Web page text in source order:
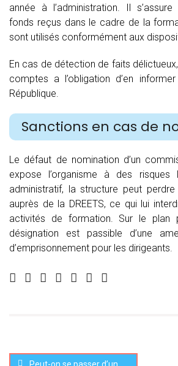
année à l’administration. Il
fonds reçus dans le cadre de la
sont utilisés conformément aux
En cas de détection de faits
comptes a l’obligation d’en
République.
Sanctions en cas de
Le défaut de nomination d’un
expose l’organisme à des risques
administratif, la structure peut
auprès de la DREETS, ce qui lui
activités de formation. Sur le plan
désignation est passible d’une
d’emprisonnement pour les dirigeants.